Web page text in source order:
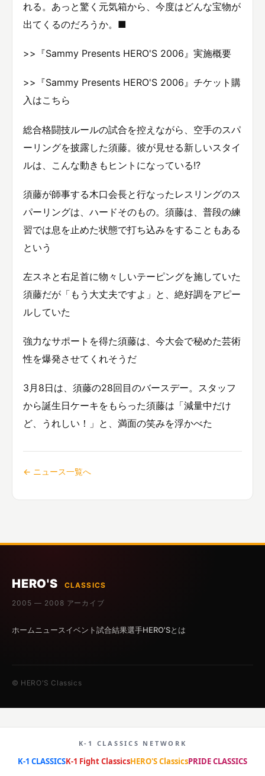
れる。あっと驚く元気箱から、今度はどんな宝物が
出てくるのだろうか。■
>>『Sammy Presents HERO'S 2006』実施概要
>>『Sammy Presents HERO'S 2006』チケット購
入はこちら
総合格闘技ルールの試合を控えながら、空手のスパ
ーリングを披露した須藤。彼が見せる新しいスタイ
ルは、こんな動きもヒントになっている!?
須藤が師事する木口会長と行なったレスリングのス
パーリングは、ハードそのもの。須藤は、普段の練
習では息を止めた状態で打ち込みをすることもある
という
左スネと右足首に物々しいテーピングを施していた
須藤だが「もう大丈夫ですよ」と、絶好調をアピー
ルしていた
強力なサポートを得た須藤は、今大会で秘めた芸術
性を爆発させてくれそうだ
3月8日は、須藤の28回目のバースデー。スタッフ
から誕生日ケーキをもらった須藤は「減量中だけ
ど、うれしい！」と、満面の笑みを浮かべた
← ニュース一覧へ
HERO'S
CLASSICS
2005 — 2008 アーカイブ
ホームニュースイベント試合結果選手HERO'Sとは
© HERO'S Classics
K-1 CLASSICS NETWORK
K-1 CLASSICSK-1 Fight ClassicsHERO'S ClassicsPRIDE CLASSICS